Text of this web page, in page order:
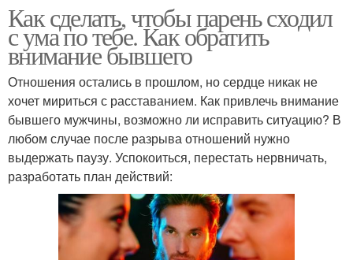
Как сделать, чтобы парень сходил
с ума по тебе. Как обратить
внимание бывшего
Отношения остались в прошлом, но сердце никак не
хочет мириться с расставанием. Как привлечь внимание
бывшего мужчины, возможно ли исправить ситуацию? В
любом случае после разрыва отношений нужно
выдержать паузу. Успокоиться, перестать нервничать,
разработать план действий: